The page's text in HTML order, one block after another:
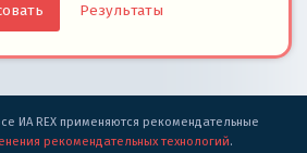
Результаты
ИА REX применяются рекомендательные
рекомендательных технологий.